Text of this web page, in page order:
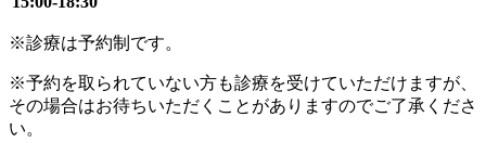
※診療は予約制です。
※予約を取られていない方も診療を受けていただけますが、
その場合はお待ちいただくことがありますのでご了承くださ
い。